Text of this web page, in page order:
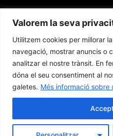
Valorem la seva
Utilitzem cookies per millorar
navegació, mostrar anuncis o
analitzar el nostre trànsit. En
dóna el seu consentiment al
galetes. Més informació sobre
La rehabilitació el primer
demarcació de l’Ebre creix
4 agost 2026
SomRuralitats invertirà 3
per impulsar la repoblació i
6 agost 2026